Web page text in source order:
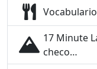
17 Minute
checo…